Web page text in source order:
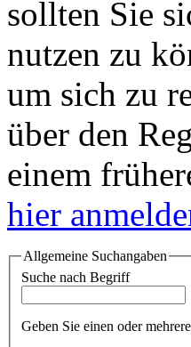
sollten Sie
nutzen zu
um sich zu
über den
einem
hier
Allgemeine Suchangaben
Suche nach Begriff
Geben Sie einen oder